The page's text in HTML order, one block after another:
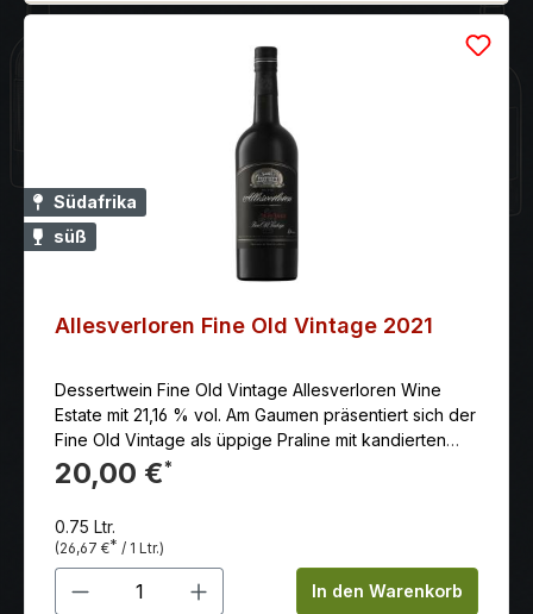
Der 12 Monate im Barrique gereifte Aliotto ist
strukturiert, abgerundet mit süßen Tanninen und
verwöhnt mit einem wunderbar ausgewogenen,
intensiven Abgang. Alkoholgehalt: 13.50 % schon
trinkbar: sehr gut vorher öffnen: ja lagerungsfähig bis
Südafrika
süß
Allesverloren Fine Old Vintage 2021
Dessertwein Fine Old Vintage Allesverloren Wine
Estate mit 21,16 % vol. Am Gaumen präsentiert sich der
Fine Old Vintage als üppige Praline mit kandierten
Orangenschalen in einem wunderbaren
Gleichgewicht zwischen Säure und Alkohol.
von Paarl in einer warmen Gegend mit geringer
Niederschlagsmenge. Das Anbaugebiet entwickelt
zunehmend einen exzellenten Ruf für Rotweine.
20,00 €*
0.75 Ltr.
(26,67 €* / 1 Ltr.)
Produkt Anzahl: Gib denIn den Warenkorb